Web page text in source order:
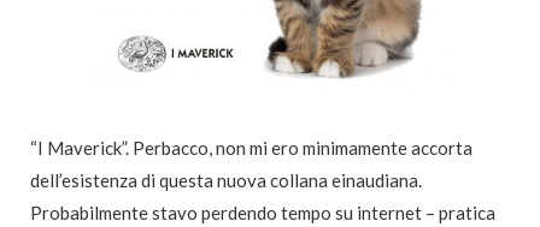
“I Maverick”. Perbacco, non mi ero minimamente accorta
dell’esistenza di questa nuova collana einaudiana.
Probabilmente stavo perdendo tempo su internet – pratica